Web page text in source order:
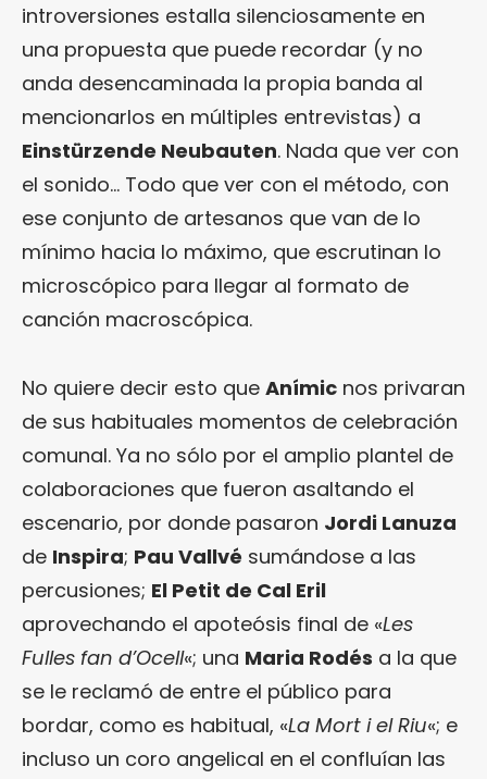
introversiones estalla silenciosamente en
una propuesta que puede recordar (y no
anda desencaminada la propia banda al
mencionarlos en múltiples entrevistas) a
Einstürzende Neubauten. Nada que ver con
el sonido… Todo que ver con el método, con
ese conjunto de artesanos que van de lo
mínimo hacia lo máximo, que escrutinan lo
microscópico para llegar al formato de
canción macroscópica.
No quiere decir esto que Anímic nos privaran
de sus habituales momentos de celebración
comunal. Ya no sólo por el amplio plantel de
colaboraciones que fueron asaltando el
escenario, por donde pasaron Jordi Lanuza
de Inspira; Pau Vallvé sumándose a las
percusiones; El Petit de Cal Eril
aprovechando el apoteósis final de «Les
Fulles fan d’Ocell«; una Maria Rodés a la que
se le reclamó de entre el público para
bordar, como es habitual, «La Mort i el Riu«; e
incluso un coro angelical en el confluían las